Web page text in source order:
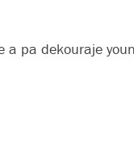
pa dekouraje